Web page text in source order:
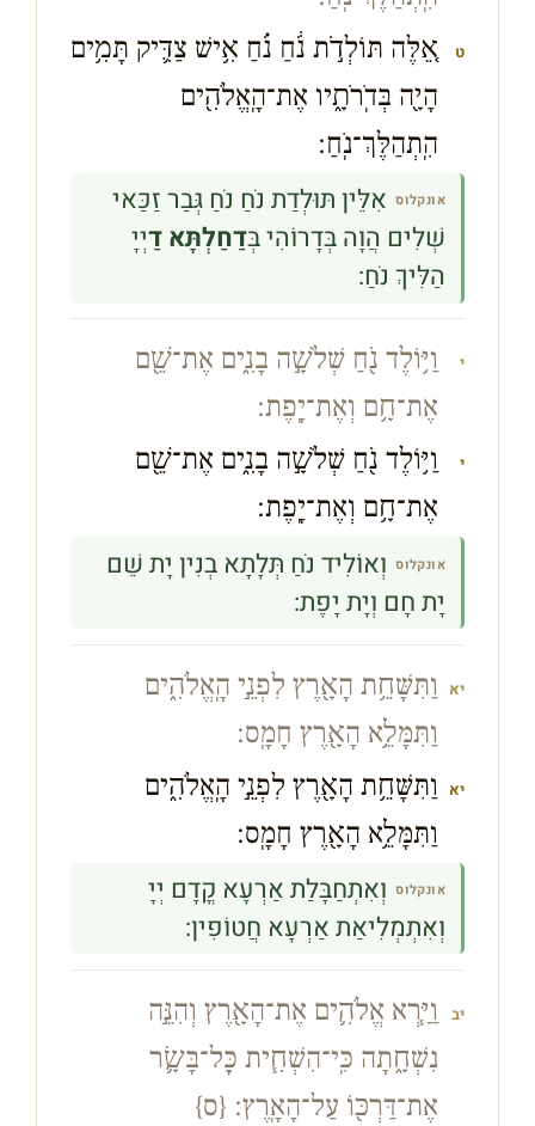
ט
אֵ֚לֶּה תּוֹלְדֹ֣ת נֹ֔חַ נֹ֗חַ אִ֥ישׁ צַדִּ֛יק תָּמִ֥ים
הָיָ֖ה בְּדֹֽרֹתָ֑יו אֶת־הָֽאֱלֹהִ֖ים
הִֽתְהַלֶּךְ־נֹֽחַ׃
אונקלוס אִלֵּין תּוּלְדַת נֹחַ נֹחַ גְּבַר זַכַּאי
שְׁלִים הֲוָה בְּדָרוֹהִי בְּדַחַלְתָּא דַיְיָ
הַלִּיךְ נֹחַ:
י
וַיּ֥וֹלֶד נֹ֖חַ שְׁלֹשָׁ֣ה בָנִ֑ים אֶת־שֵׁ֖ם
אֶת־חָ֥ם וְאֶת־יָֽפֶת׃
י
וַיּ֥וֹלֶד נֹ֖חַ שְׁלֹשָׁ֣ה בָנִ֑ים אֶת־שֵׁ֖ם
אֶת־חָ֥ם וְאֶת־יָֽפֶת׃
אונקלוס וְאוֹלִיד נֹחַ תְּלָתָא בְנִין יָת שֵׁם
יָת חָם וְיָת יָפֶת:
יא
וַתִּשָּׁחֵ֥ת הָאָ֖רֶץ לִפְנֵ֣י הָֽאֱלֹהִ֑ים
וַתִּמָּלֵ֥א הָאָ֖רֶץ חָמָֽס׃
יא וַתִּשָּׁחֵ֥ת הָאָ֖רֶץ לִפְנֵ֣י הָֽאֱלֹהִ֑ים
וַתִּמָּלֵ֥א הָאָ֖רֶץ חָמָֽס׃
אונקלוס וְאִתְחַבָּלַת אַרְעָא קֳדָם יְיָ
וְאִתְמְלִיאַת אַרְעָא חֲטוֹפִין:
יב
וַיַּ֧רְא אֱלֹהִ֛ים אֶת־הָאָ֖רֶץ וְהִנֵּ֣ה
נִשְׁחָ֑תָה כִּֽי־הִשְׁחִ֧ית כׇּל־בָּשָׂ֛ר
אֶת־דַּרְכּ֖וֹ עַל־הָאָֽרֶץ׃ {ס}